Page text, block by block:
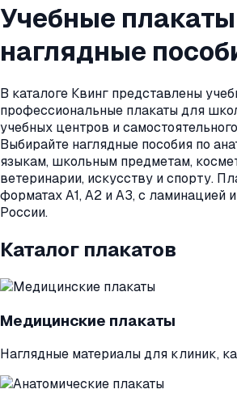
Учебные
наглядные
В каталоге Квинг представлены
профессиональные плакаты для
учебных центров и
Выбирайте наглядные пособия по
языкам, школьным предметам,
ветеринарии, искусству и спорту.
форматах А1, А2 и А3, с ламинацией
России.
Каталог плакатов
Медицинские плакаты
Наглядные материалы для клиник,